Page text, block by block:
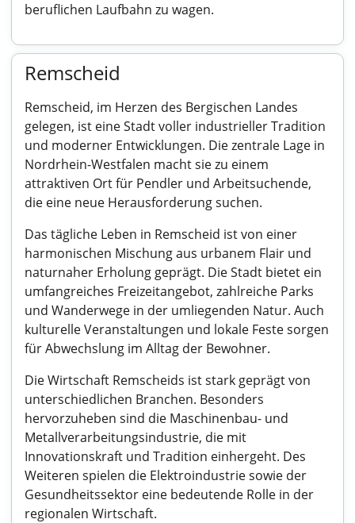
beruflichen Laufbahn zu wagen.
Remscheid
Remscheid, im Herzen des Bergischen Landes
gelegen, ist eine Stadt voller industrieller Tradition
und moderner Entwicklungen. Die zentrale Lage in
Nordrhein-Westfalen macht sie zu einem
attraktiven Ort für Pendler und Arbeitsuchende,
die eine neue Herausforderung suchen.
Das tägliche Leben in Remscheid ist von einer
harmonischen Mischung aus urbanem Flair und
naturnaher Erholung geprägt. Die Stadt bietet ein
umfangreiches Freizeitangebot, zahlreiche Parks
und Wanderwege in der umliegenden Natur. Auch
kulturelle Veranstaltungen und lokale Feste sorgen
für Abwechslung im Alltag der Bewohner.
Die Wirtschaft Remscheids ist stark geprägt von
unterschiedlichen Branchen. Besonders
hervorzuheben sind die Maschinenbau- und
Metallverarbeitungsindustrie, die mit
Innovationskraft und Tradition einhergeht. Des
Weiteren spielen die Elektroindustrie sowie der
Gesundheitssektor eine bedeutende Rolle in der
regionalen Wirtschaft.